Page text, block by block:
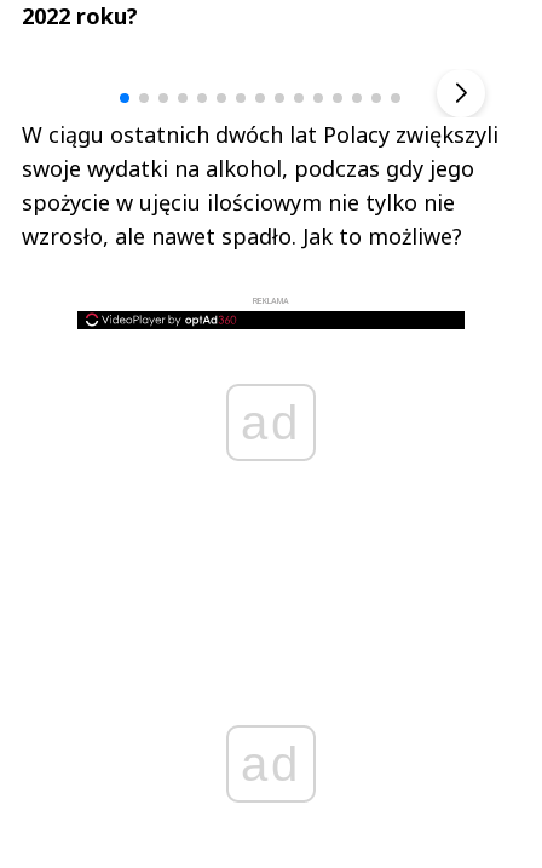
2022 roku?
W ciągu ostatnich dwóch lat Polacy zwiększyli
swoje wydatki na alkohol, podczas gdy jego
spożycie w ujęciu ilościowym nie tylko nie
wzrosło, ale nawet spadło. Jak to możliwe?
REKLAMA
ad
ad